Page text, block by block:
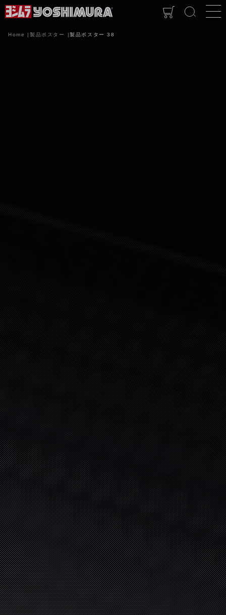
Home 製品ポスター 製品ポスター 38